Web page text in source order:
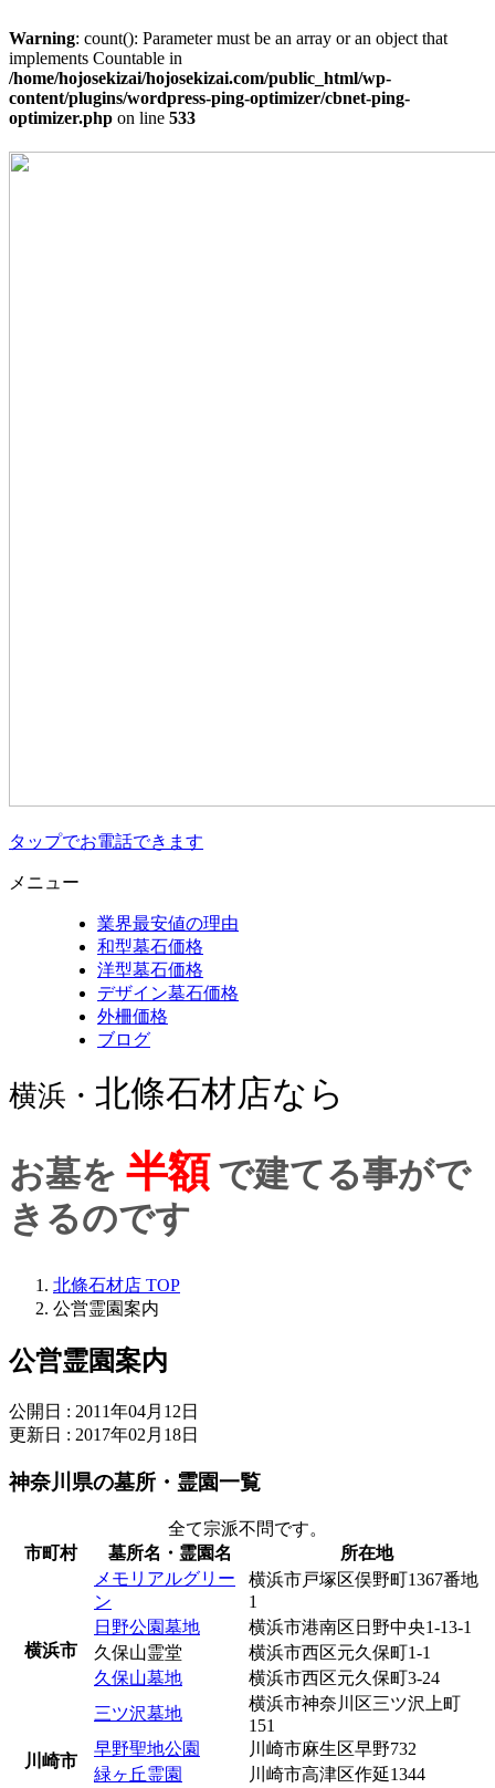
Warning: count(): Parameter must be an array or an object that
implements Countable in
/home/hojosekizai/hojosekizai.com/public_html/wp-
content/plugins/wordpress-ping-optimizer/cbnet-ping-
optimizer.php on line 533
タップでお電話できます
メニュー
業界最安値の理由
和型墓石価格
洋型墓石価格
デザイン墓石価格
外柵価格
ブログ
横浜・ 北條石材店なら
お墓を 半額 で建てる事がで
きるのです
北條石材店 TOP
公営霊園案内
公営霊園案内
公開日 : 2011年04月12日
更新日 : 2017年02月18日
神奈川県の墓所・霊園一覧
全て宗派不問です。
市町村
墓所名・霊園名 所在地
横浜市
メモリアルグリー
ン
横浜市戸塚区俣野町1367番地
1
日野公園墓地
横浜市港南区日野中央1-13-1
久保山霊堂
横浜市西区元久保町1-1
久保山墓地
横浜市西区元久保町3-24
三ツ沢墓地
横浜市神奈川区三ツ沢上町
151
川崎市
早野聖地公園
川崎市麻生区早野732
緑ヶ丘霊園
川崎市高津区作延1344